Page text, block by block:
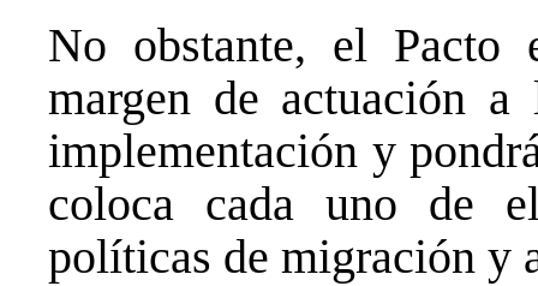
No obstante, el Pacto
margen de actuación
implementación y
coloca cada uno de
políticas de migración y